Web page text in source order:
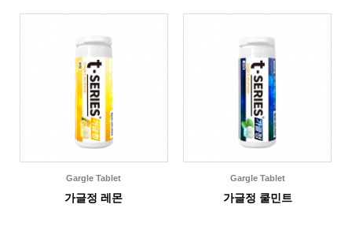
Gargle Tablet
가글정 레몬
Gargle Tablet
가글정 쿨민트